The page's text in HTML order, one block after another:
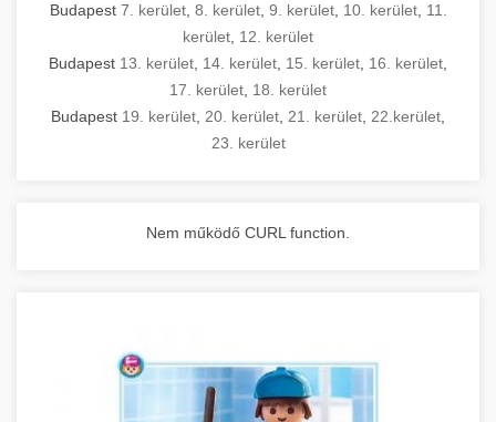
Budapest 7. kerület, 8. kerület, 9. kerület, 10. kerület, 11.
kerület 12. kerület
Budapest 13. kerület 14. kerület 15. kerület 16. kerület
17. kerület 18. kerület
Budapest 19. kerület 20. kerület 21. kerület 22.kerület
23. kerület
Nem működő CURL function.